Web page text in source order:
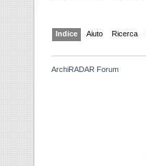
Indice Aiuto Ricerca
ArchiRADAR Forum